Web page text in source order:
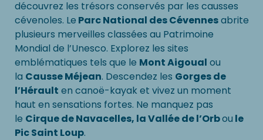
découvrez les trésors conservés par les causses
cévenoles. Le Parc National des Cévennesabrite
plusieurs merveilles classées au Patrimoine
Mondial de l’Unesco. Explorez les sites
emblématiques tels que le Mont Aigoual ou
la Causse Méjean. Descendez les Gorges de
l’Hérault en canoë-kayak et vivez un moment
haut en sensations fortes. Ne manquez pas
le Cirque de Navacelles, la Vallée de l’Orbou le
Pic Saint Loup.